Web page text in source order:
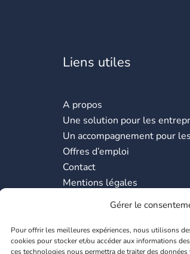
Gérer le
Pour offrir les meilleures expériences, nous utilisons
cookies pour stocker et/ou accéder aux informations
ces technologies nous permettra de traiter des
Liens utiles
A propos
Une solution pour les
Un accompagnement pour
Offres d’emploi
Contact
Mentions légales